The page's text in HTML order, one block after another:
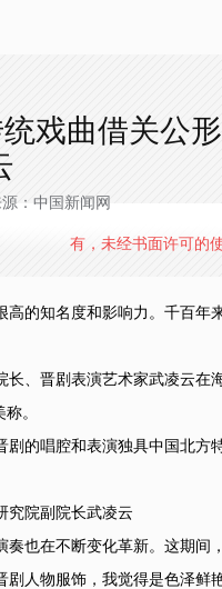
统戏曲借关公
：中国新闻网
有，未经书面许可的
知名度和影响力。千百年
晋剧表演艺术家武凌云在
。
唱腔和表演独具中国北方
院副院长武凌云
在不断变化革新。这期间
剧人物服饰，我觉得是色泽